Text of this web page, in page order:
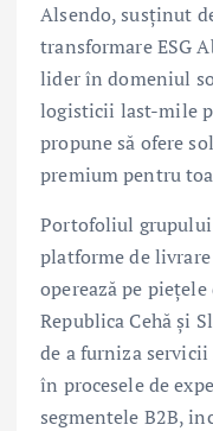
Alsendo, susținut
transformare ESG
lider în domeniul
logisticii last-mile
propune să ofere
premium pentru
Portofoliul grupului
platforme de
operează pe
Republica Cehă și
de a furniza
în procesele de
segmentele B2B,